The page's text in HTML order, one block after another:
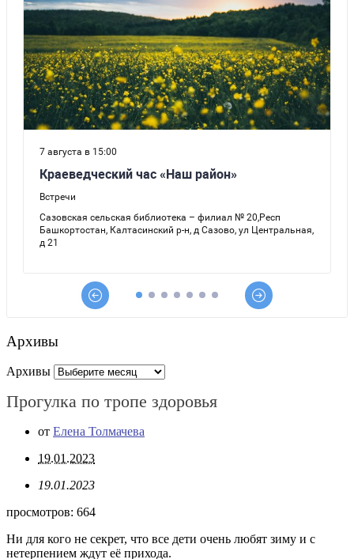
Архивы
Архивы
Прогулка по тропе здоровья
от Елена Толмачева
19.01.2023
19.01.2023
просмотров: 664
Ни для кого не секрет, что все дети очень любят зиму и с
нетерпением ждут её прихода.